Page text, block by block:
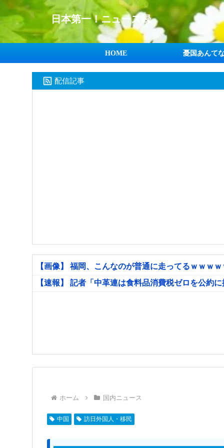
日本第一！ニュース録
HOME 憂国あんて
配信記事
【画像】 福岡、こんなのが普通に走ってるｗｗｗ
【速報】 記者「中革連は食料品消費税ゼロを公約
ホーム 国内ニュース
中国 訪日外国人・移民